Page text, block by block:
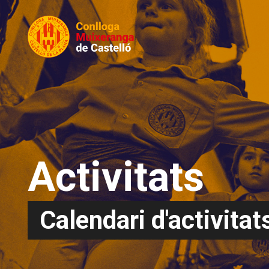
Activitats
Calendari